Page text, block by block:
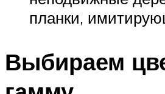
планки,
Выбираем